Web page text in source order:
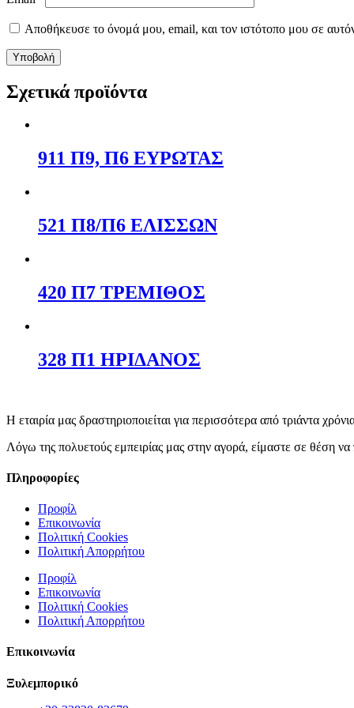
Αποθήκευσε το όνομά μου, email, και τον ιστότοπο μου σε
Σχετικά προϊόντα
911 Π9, Π6 ΕΥΡΩΤΑΣ
521 Π8/Π6 ΕΛΙΣΣΩΝ
420 Π7 ΤΡΕΜΙΘΟΣ
328 Π1 ΗΡΙΔΑΝΟΣ
Η εταιρία μας δραστηριοποιείται για περισσότερα από τριάντα
Λόγω της πολυετούς εμπειρίας μας στην αγορά, είμαστε σε θέση να
Πληροφορίες
Προφίλ
Επικοινωνία
Πολιτική Cookies
Πολιτική Απορρήτου
Προφίλ
Επικοινωνία
Πολιτική Cookies
Πολιτική Απορρήτου
Επικοινωνία
Ξυλεμπορικό